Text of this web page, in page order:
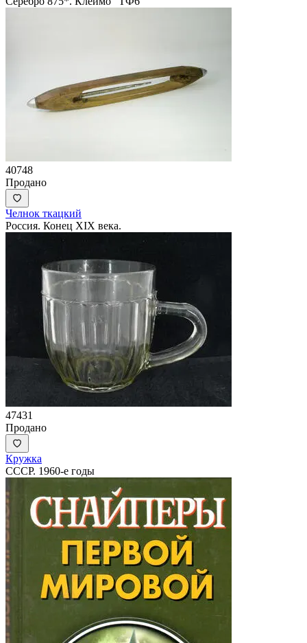
40748
Продано
Челнок ткацкий
Россия. Конец XIX века.
47431
Продано
Кружка
СССР. 1960-е годы